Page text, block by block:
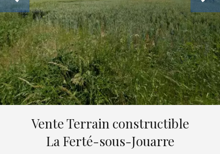
Vente Terrain constructible
La Ferté-sous-Jouarre